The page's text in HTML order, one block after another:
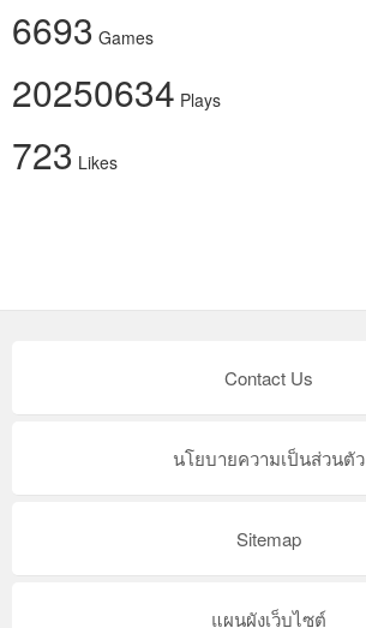
6693 Games
20250634 Plays
723 Likes
Contact Us
นโยบายความเป็นส่วนตัว
Sitemap
แผนผังเว็บไซต์